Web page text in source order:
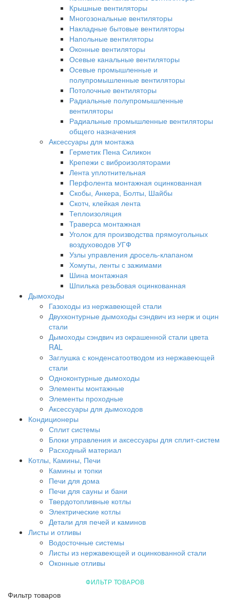
Крышные вентиляторы
Многозональные вентиляторы
Накладные бытовые вентиляторы
Напольные вентиляторы
Оконные вентиляторы
Осевые канальные вентиляторы
Осевые промышленные и
полупромышленные вентиляторы
Потолочные вентиляторы
Радиальные полупромышленные
вентиляторы
Радиальные промышленные вентиляторы
общего назначения
Аксессуары для монтажа
Герметик Пена Силикон
Крепежи с виброизоляторами
Лента уплотнительная
Перфолента монтажная оцинкованная
Скобы, Анкера, Болты, Шайбы
Скотч, клейкая лента
Теплоизоляция
Траверса монтажная
Уголок для производства прямоугольных
воздуховодов УГФ
Узлы управления дросель-клапаном
Хомуты, ленты с зажимами
Шина монтажная
Шпилька резьбовая оцинкованная
Дымоходы
Газоходы из нержавеющей стали
Двухконтурные дымоходы сэндвич из нерж и оцин
стали
Дымоходы сэндвич из окрашенной стали цвета
RAL
Заглушка с конденсатоотводом из нержавеющей
стали
Одноконтурные дымоходы
Элементы монтажные
Элементы проходные
Аксессуары для дымоходов
Кондиционеры
Сплит системы
Блоки управления и аксессуары для сплит-систем
Расходный материал
Котлы, Камины, Печи
Камины и топки
Печи для дома
Печи для сауны и бани
Твердотопливные котлы
Электрические котлы
Детали для печей и каминов
Листы и отливы
Водосточные системы
Листы из нержавеющей и оцинкованной стали
Оконные отливы
ФИЛЬТР ТОВАРОВ
Фильтр товаров